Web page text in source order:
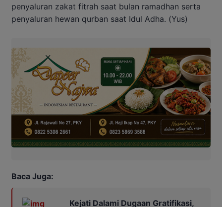
penyaluran zakat fitrah saat bulan ramadhan serta
penyaluran hewan qurban saat Idul Adha. (Yus)
Baca Juga:
Kejati Dalami Dugaan Gratifikasi,